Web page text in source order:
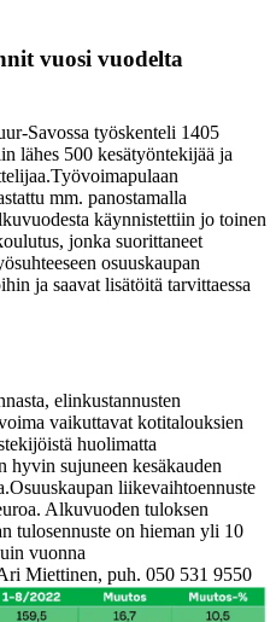
vuosi vuodelta
Savossa työskenteli 1405
lähes 500 kesätyöntekijää ja
Työvoimapulaan
mm. panostamalla
käynnistettiin jo toinen
jonka suorittaneet
osuuskaupan
ja saavat lisätöitä tarvittaessa
elinkustannusten
vaikuttavat kotitalouksien
huolimatta
hyvin sujuneen kesäkauden
Osuuskaupan liikevaihtoennuste
Alkuvuoden tuloksen
tulosennuste on hieman yli 10
vuonna
Miettinen, puh. 050 531 9550